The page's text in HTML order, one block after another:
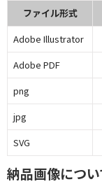
ファイル形式
Adobe Illustrator
Adobe PDF
png
jpg
SVG
納品画像につ